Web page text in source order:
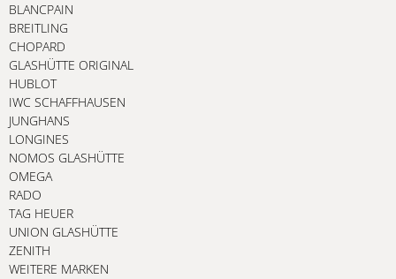
BLANCPAIN
BREITLING
CHOPARD
GLASHÜTTE ORIGINAL
HUBLOT
IWC SCHAFFHAUSEN
JUNGHANS
LONGINES
NOMOS GLASHÜTTE
OMEGA
RADO
TAG HEUER
UNION GLASHÜTTE
ZENITH
WEITERE MARKEN